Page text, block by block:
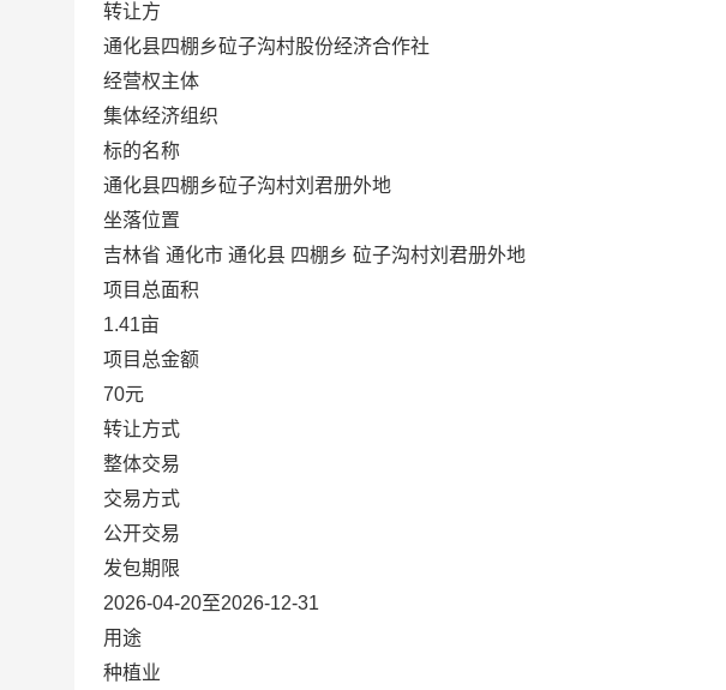
转让方
通化县四棚乡砬子沟村股份经济合作社
经营权主体
集体经济组织
标的名称
通化县四棚乡砬子沟村刘君册外地
坐落位置
吉林省 通化市 通化县 四棚乡 砬子沟村刘君册外地
项目总面积
1.41亩
项目总金额
70元
转让方式
整体交易
交易方式
公开交易
发包期限
2026-04-20至2026-12-31
用途
种植业